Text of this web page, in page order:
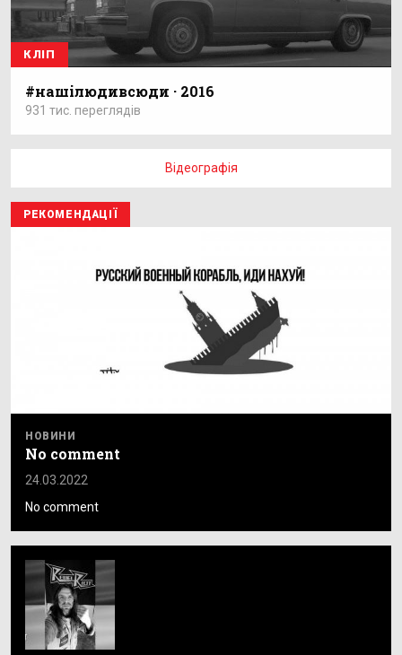
КЛІП
#нашiлюдивсюди · 2016
931 тис. переглядів
Відеографія
РЕКОМЕНДАЦІЇ
НОВИНИ
No comment
24.03.2022
No comment